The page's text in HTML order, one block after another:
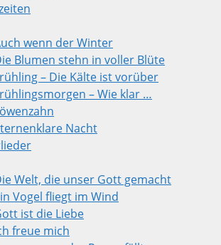
wenn der Winter
Blumen stehn in voller Blüte
– Die Kälte ist vorüber
– Wie klar …
Nacht
Welt, die unser Gott gemacht
Vogel fliegt im Wind
ist die Liebe
freue mich